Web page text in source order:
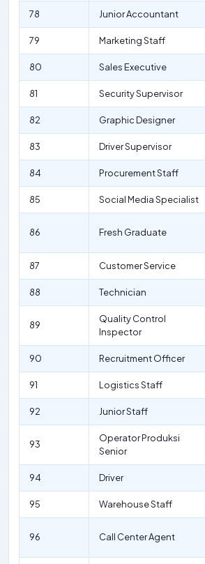
78 Junior Accountant
79 Marketing Staff
80 Sales Executive
81 Security Supervisor
82 Graphic Designer
83 Driver Supervisor
84 Procurement Staff
85 Social Media Specialist
86 Fresh Graduate
87 Customer Service
88 Technician
89
Quality Control
Inspector
90 Recruitment Officer
91 Logistics Staff
92 Junior Staff
93
Operator Produksi
Senior
94 Driver
95 Warehouse Staff
96 Call Center Agent